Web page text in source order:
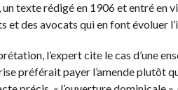
texte rédigé en 1906 et entré en
et des avocats qui en font évoluer
l’expert cite le cas d’une
préférait payer l’amende plutôt